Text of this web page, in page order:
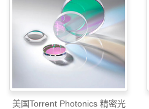
美国Torrent Photonics 精密光